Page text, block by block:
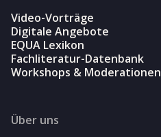
Video-Vorträge
Digitale Angebote
EQUA Lexikon
Fachliteratur-Datenbank
Workshops & Moderationen
Über uns